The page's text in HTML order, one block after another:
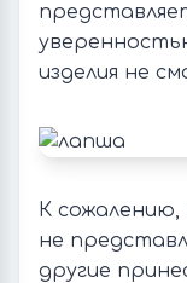
изделия не
К сожалению,
не
другие